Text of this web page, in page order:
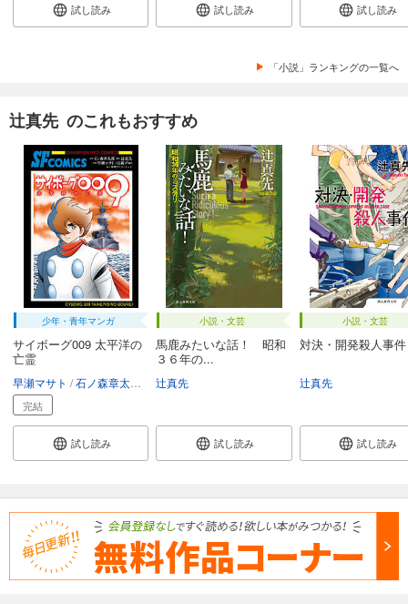
試し読み 試し読み 試し読み
「小説」ランキングの一覧へ
辻真先 のこれもおすすめ
少年・青年マンガ
サイボーグ009 太平洋の
亡霊
早瀬マサト 石ノ森章太郎 辻真先
完結
試し読み
小説・文芸
馬鹿みたいな話！ 昭和
３６年の...
辻真先
試し読み
小説・文芸
対決・開発殺人事件
辻真先
試し読み